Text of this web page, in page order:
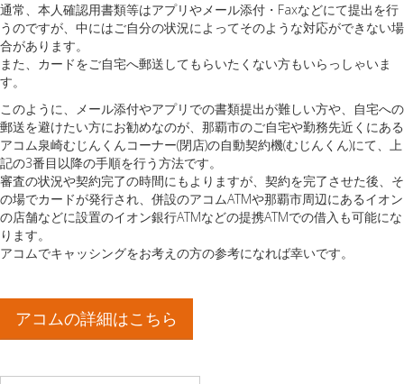
通常、本人確認用書類等はアプリやメール添付・Faxなどにて提出を行
うのですが、中にはご自分の状況によってそのような対応ができない場
合があります。
また、カードをご自宅へ郵送してもらいたくない方もいらっしゃいま
す。
このように、メール添付やアプリでの書類提出が難しい方や、自宅への
郵送を避けたい方にお勧めなのが、那覇市のご自宅や勤務先近くにある
アコム泉崎むじんくんコーナー(閉店)の自動契約機(むじんくん)にて、上
記の3番目以降の手順を行う方法です。
審査の状況や契約完了の時間にもよりますが、契約を完了させた後、そ
の場でカードが発行され、併設のアコムATMや那覇市周辺にあるイオン
の店舗などに設置のイオン銀行ATMなどの提携ATMでの借入も可能にな
ります。
アコムでキャッシングをお考えの方の参考になれば幸いです。
アコムの詳細はこちら